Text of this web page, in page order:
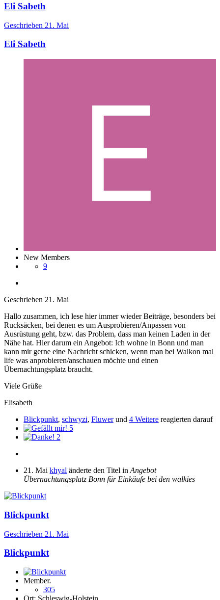
Eli Sabeth
Geschrieben 21. Mai
Eli Sabeth
New Members
9
Geschrieben 21. Mai
Hallo zusammen, ich lese hier immer wieder Beiträge, besonders bei
Rucksäcken, bei denen es um Ausprobieren/Anpassen von
Ausrüstung geht, bzw. das Problem, dass man keinen Laden in der
Nähe hat. Hier darum ein Angebot: Ich wohne in Bonn und man
kann mir gerne eine Nachricht schicken, wenn man bei Walkon mal
life was anprobieren/anschauen möchte und einen
Übernachtungsplatz braucht.
Viele Grüße
Elisabeth
Blickpunkt, schwyzi, Fluwerund 4 Weitere reagierten darauf
5
2
21. Mai khyal änderte den Titel in Angebot
Übernachtungsplatz Bonn für Einkäufe bei den walkies
Blickpunkt
Geschrieben 21. Mai
Blickpunkt
Member.
305
Ort: Schleswig-Holstein